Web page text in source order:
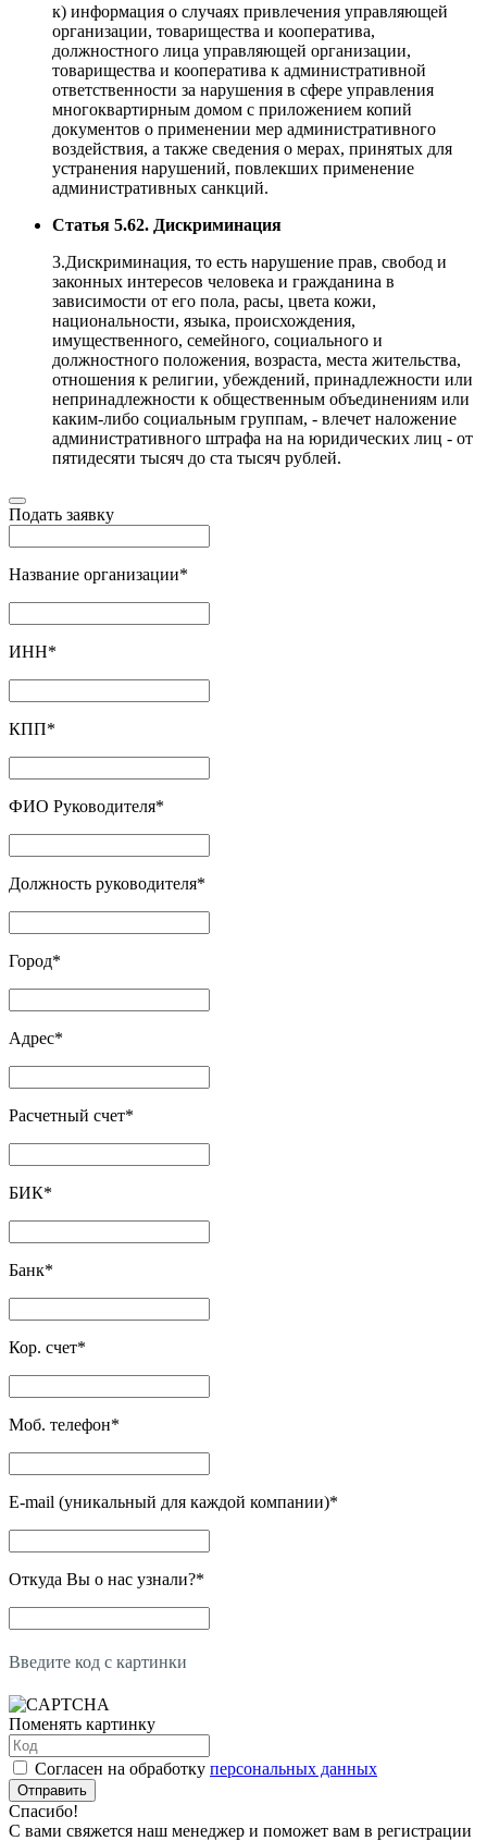
к) информация о случаях привлечения управляющей
организации, товарищества и кооператива,
должностного лица управляющей организации,
товарищества и кооператива к административной
ответственности за нарушения в сфере управления
многоквартирным домом с приложением копий
документов о применении мер административного
воздействия, а также сведения о мерах, принятых для
устранения нарушений, повлекших применение
административных санкций.
Статья 5.62. Дискриминация
3.Дискриминация, то есть нарушение прав, свобод и
законных интересов человека и гражданина в
зависимости от его пола, расы, цвета кожи,
национальности, языка, происхождения,
имущественного, семейного, социального и
должностного положения, возраста, места жительства,
отношения к религии, убеждений, принадлежности или
непринадлежности к общественным объединениям или
каким-либо социальным группам, - влечет наложение
административного штрафа на на юридических лиц - от
пятидесяти тысяч до ста тысяч рублей.
Подать заявку
Название организации*
ИНН*
КПП*
ФИО Руководителя*
Должность руководителя*
Город*
Адрес*
Расчетный счет*
БИК*
Банк*
Кор. счет*
Моб. телефон*
E-mail (уникальный для каждой компании)*
Откуда Вы о нас узнали?*
Введите код с картинки
Поменять картинку
Согласен на обработку персональных данных
Отправить
Спасибо!
С вами свяжется наш менеджер и поможет вам в регистрации